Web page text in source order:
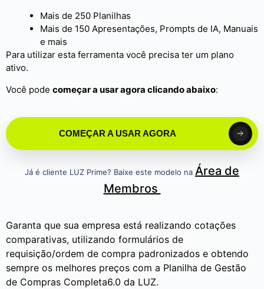
Mais de 250 Planilhas
Mais de 150 Apresentações, Prompts de IA, Manuais
e mais
Para utilizar esta ferramenta você precisa ter um plano
ativo.
Você pode começar a usar agora clicando abaixo:
COMEÇAR A USAR AGORA
Já é cliente LUZ Prime? Baixe este modelo na Área de
Membros
Garanta que sua empresa está realizando cotações
comparativas, utilizando formulários de
requisição/ordem de compra padronizados e obtendo
sempre os melhores preços com a Planilha de Gestão
de Compras Completa6.0 da LUZ.